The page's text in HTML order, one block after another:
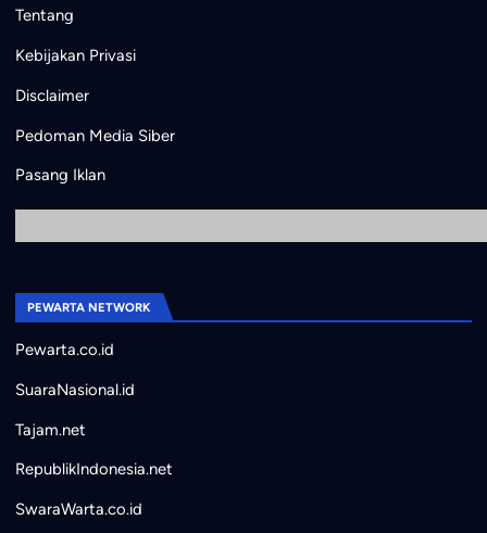
Tentang
Kebijakan Privasi
Disclaimer
Pedoman Media Siber
Pasang Iklan
PEWARTA NETWORK
Pewarta.co.id
SuaraNasional.id
Tajam.net
RepublikIndonesia.net
SwaraWarta.co.id